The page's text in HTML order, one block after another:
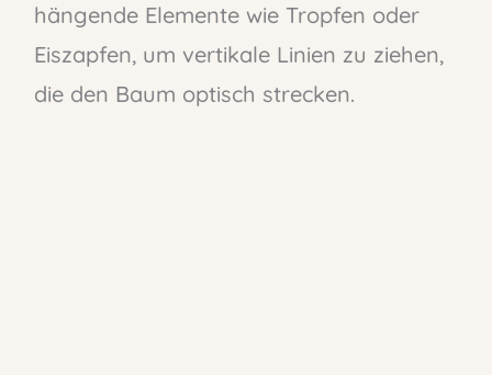
hängende Elemente wie Tropfen oder
Eiszapfen, um vertikale Linien zu ziehen,
die den Baum optisch strecken.